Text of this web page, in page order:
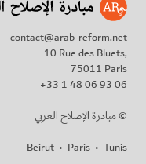
contact@arab-reform.net
10 Rue des Bluets,
75011 Paris
+33 1 48 06 93 06
مبادرة الإصلاح العربي ©
Beirut • Paris • Tunis